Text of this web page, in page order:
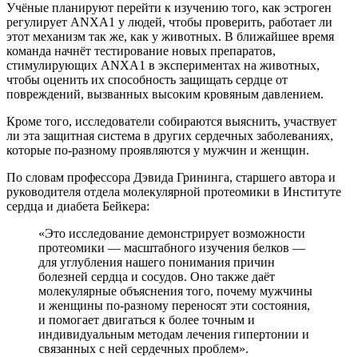
Учёные планируют перейти к изучению того, как эстроген
регулирует ANXA1 у людей, чтобы проверить, работает ли
этот механизм так же, как у животных. В ближайшее время
команда начнёт тестирование новых препаратов,
стимулирующих ANXA1 в экспериментах на животных,
чтобы оценить их способность защищать сердце от
повреждений, вызванных высоким кровяным давлением.
Кроме того, исследователи собираются выяснить, участвует
ли эта защитная система в других сердечных заболеваниях,
которые по-разному проявляются у мужчин и женщин.
По словам профессора Дэвида Грининга, старшего автора и
руководителя отдела молекулярной протеомики в Институте
сердца и диабета Бейкера:
«Это исследование демонстрирует возможности
протеомики — масштабного изучения белков —
для углубления нашего понимания причин
болезней сердца и сосудов. Оно также даёт
молекулярные объяснения того, почему мужчины
и женщины по-разному переносят эти состояния,
и помогает двигаться к более точным и
индивидуальным методам лечения гипертонии и
связанных с ней сердечных проблем».